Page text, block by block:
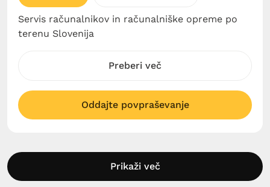
Servis računalnikov in računalniške opreme po
terenu Slovenija
Preberi več
Oddajte povpraševanje
Prikaži več